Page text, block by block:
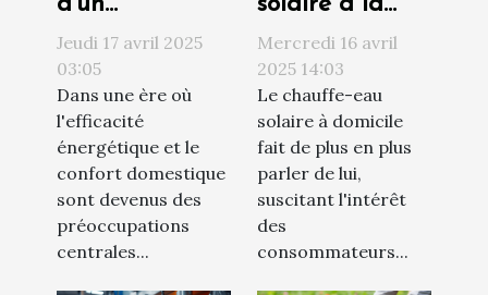
d'un
thermostat
intelligent
Pourquoi c'est
un
investissement
rentable
Jeudi 17 avril 2025
03:05
Dans une ère où
l'efficacité
énergétique et le
confort domestique
sont devenus des
préoccupations
centrales...
solaire à la
maison est-ce
vraiment
rentable
Mercredi 16 avril
2025 14:03
Le chauffe-eau
solaire à domicile
fait de plus en plus
parler de lui,
suscitant l'intérêt
des
consommateurs...